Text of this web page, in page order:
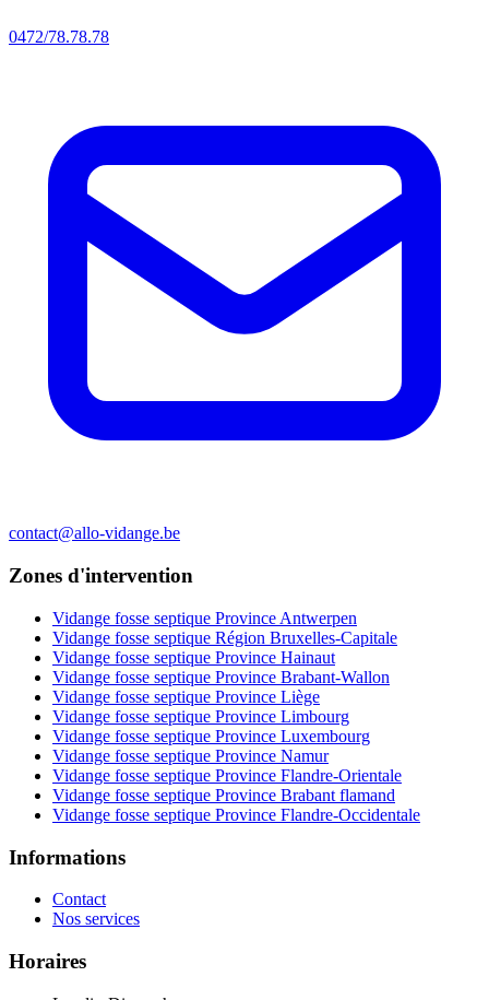
0472/78.78.78
contact@allo-vidange.be
Zones d'intervention
Vidange fosse septique Province Antwerpen
Vidange fosse septique Région Bruxelles-Capitale
Vidange fosse septique Province Hainaut
Vidange fosse septique Province Brabant-Wallon
Vidange fosse septique Province Liège
Vidange fosse septique Province Limbourg
Vidange fosse septique Province Luxembourg
Vidange fosse septique Province Namur
Vidange fosse septique Province Flandre-Orientale
Vidange fosse septique Province Brabant flamand
Vidange fosse septique Province Flandre-Occidentale
Informations
Contact
Nos services
Horaires